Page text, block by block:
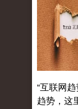
“互联网
趋势，这